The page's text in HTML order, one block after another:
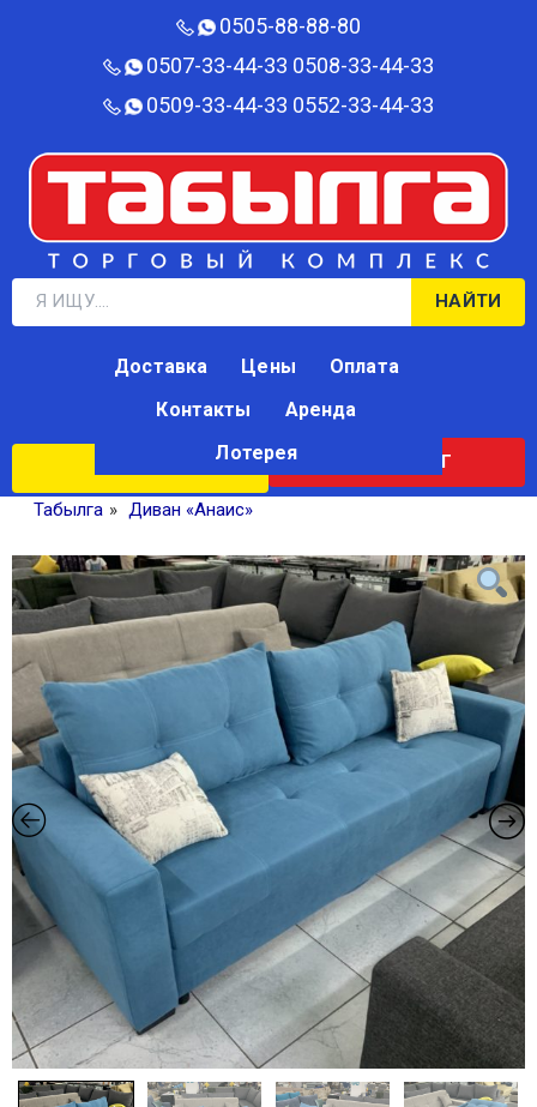
0505-88-88-80‬
0507-33-44-33 0508-33-44-33
0509-33-44-33 0552-33-44-33
НАЙТИ
КАТАЛОГ
Доставка Цены
Оплата
Контакты
Аренда
Лотерея
Табылга » Диван «Анаис»